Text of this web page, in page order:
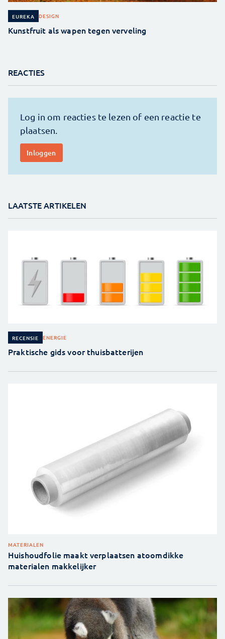
EUREKA DESIGN
Kunstfruit als wapen tegen verveling
REACTIES
LAATSTE ARTIKELEN
RECENSIE ENERGIE
Praktische gids voor thuisbatterijen
MATERIALEN
Huishoudfolie maakt verplaatsen atoomdikke
materialen makkelijker